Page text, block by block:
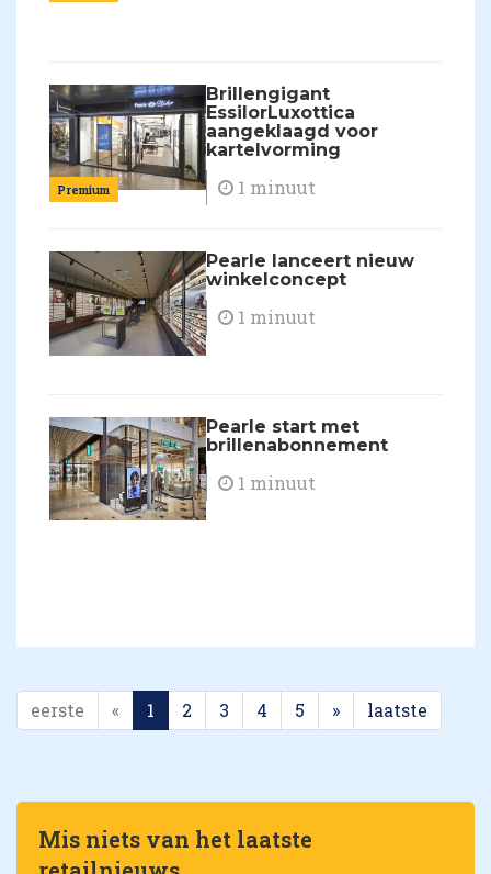
Premium
Brillengigant
EssilorLuxottica
aangeklaagd voor
kartelvorming
1 minuut
Pearle lanceert nieuw
winkelconcept
1 minuut
Pearle start met
brillenabonnement
1 minuut
eerste « 1 2 3 4 5 » laatste
Mis niets van het laatste